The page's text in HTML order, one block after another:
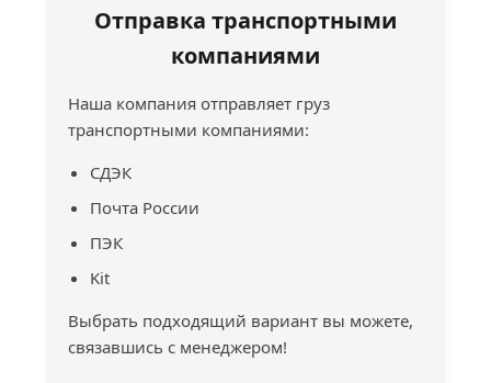
Отправка транспортными
компаниями
Наша компания отправляет груз
транспортными компаниями:
СДЭК
Почта России
ПЭК
Kit
Выбрать подходящий вариант вы можете,
связавшись с менеджером!